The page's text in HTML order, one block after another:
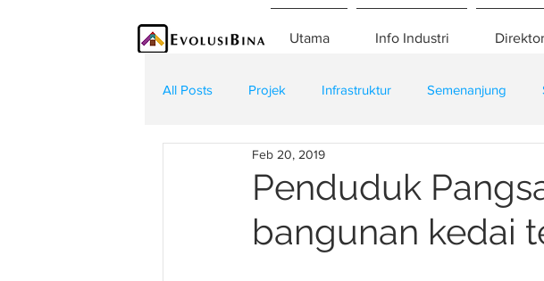
Utama Info Industri
All Posts Projek Infrastruktur Semenanjung
Teknologi Kontraktor
Penduduk
bangunan kedai
Feb 20, 2019